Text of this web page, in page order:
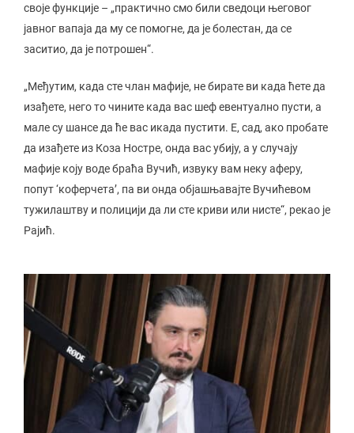
своје функције – „практично смо били сведоци његовог
јавног вапаја да му се помогне, да је болестан, да се
заситио, да је потрошен“.
„Међутим, када сте члан мафије, не бирате ви када ћете да
изађете, него то чините када вас шеф евентуално пусти, а
мале су шансе да ће вас икада пустити. Е, сад, ако пробате
да изађете из Коза Ностре, онда вас убију, а у случају
мафије коју воде браћа Вучић, извуку вам неку аферу,
попут ‘коферчета’, па ви онда објашњавајте Вучићевом
тужилаштву и полицији да ли сте криви или нисте“, рекао је
Рајић.